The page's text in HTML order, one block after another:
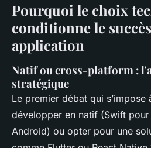
Pourquoi le choix
conditionne le
application
Natif ou cross-platform :
stratégique
Le premier débat qui s’impose
développer en natif (Swift
Android) ou opter pour une